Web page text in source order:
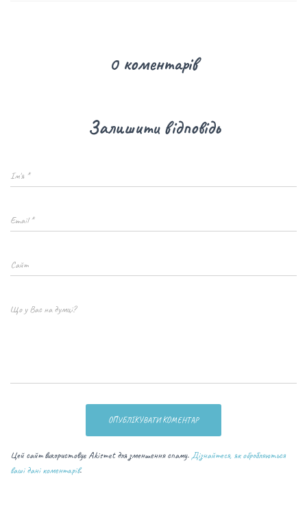
0 коментарів
Залишити відповідь
Ім'я *
Email*
Сайт
Що у Вас на думці?
Цей сайт використовує Akismet для зменшення спаму. Дізнайтеся, як обробляються
ваші дані коментарів.